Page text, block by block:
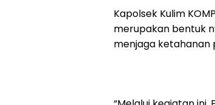
Kapolsek Kulim
merupakan bentuk
menjaga ketahanan